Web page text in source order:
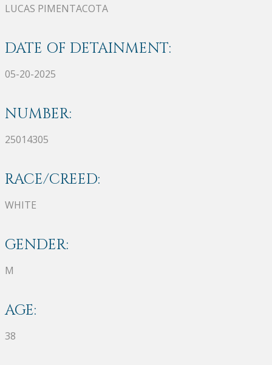
LUCAS PIMENTACOTA
DATE OF DETAINMENT:
05-20-2025
NUMBER:
25014305
RACE/CREED:
WHITE
GENDER:
M
AGE:
38